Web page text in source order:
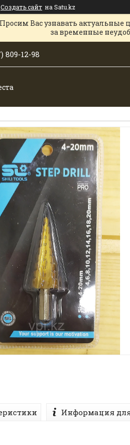
Создать сайт на Satu.kz
Вас узнавать актуальные
за временные
809-12-98
Информация для